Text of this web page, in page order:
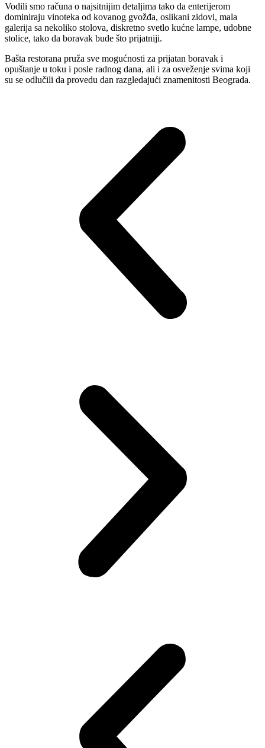
Vodili smo računa o najsitnijim detaljima tako da enterijerom
dominiraju vinoteka od kovanog gvožđa, oslikani zidovi, mala
galerija sa nekoliko stolova, diskretno svetlo kućne lampe, udobne
stolice, tako da boravak bude što prijatniji.
Bašta restorana pruža sve mogućnosti za prijatan boravak i
opuštanje u toku i posle radnog dana, ali i za osveženje svima koji
su se odlučili da provedu dan razgledajući znamenitosti Beograda.